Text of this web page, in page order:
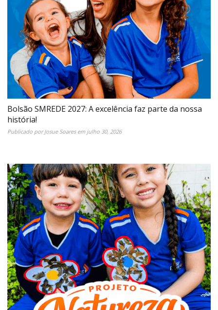
Bolsão SMREDE 2027: A excelência faz parte da nossa
história!
Publicado porJosue Soaresem julho 30, 2026